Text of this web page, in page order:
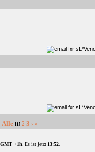
Alle [1] 2 3 › »
GMT +1h . Es ist jetzt 13:52